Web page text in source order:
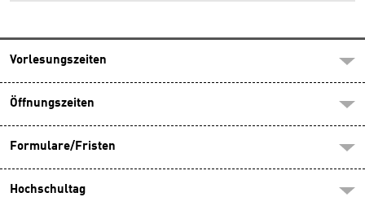
Vorlesungszeiten
Öffnungszeiten
Formulare/Fristen
Hochschultag